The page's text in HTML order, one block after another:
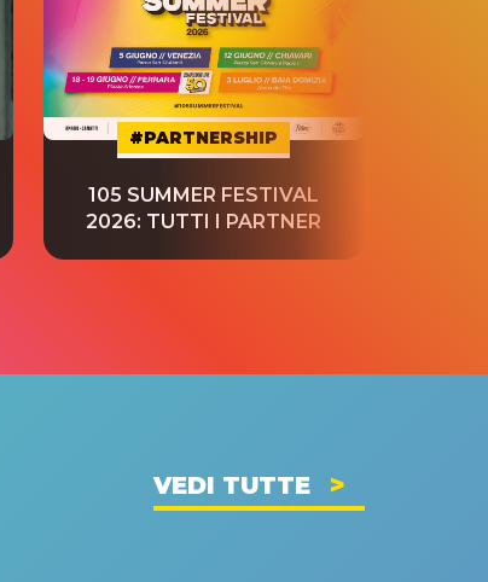
#PARTNERSHIP
105 SUMMER FESTIVAL
2026: TUTTI I PARTNER
VEDI TUTTE